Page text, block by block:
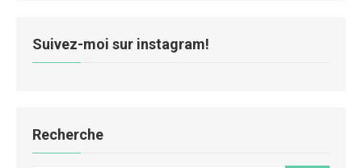
Suivez-moi sur instagram!
Recherche